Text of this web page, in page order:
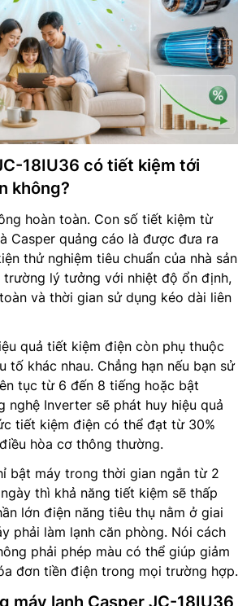
18IU36 có tiết kiệm tới
không?
hoàn toàn. Con số tiết kiệm từ
Casper quảng cáo là được đưa ra
thử nghiệm tiêu chuẩn của nhà sản
lý tưởng với nhiệt độ ổn định,
và thời gian sử dụng kéo dài liên
quả tiết kiệm điện còn phụ thuộc
tố khác nhau. Chẳng hạn nếu bạn sử
tục từ 6 đến 8 tiếng hoặc bật
nghệ Inverter sẽ phát huy hiệu quả
tiết kiệm điện có thể đạt từ 30%
hòa cơ thông thường.
bật máy trong thời gian ngắn từ 2
thì khả năng tiết kiệm sẽ thấp
lớn điện năng tiêu thụ nằm ở giai
phải làm lạnh căn phòng. Nói cách
phải phép màu có thể giúp giảm
đơn tiền điện trong mọi trường hợp.
máy lạnh Casper JC-18IU36